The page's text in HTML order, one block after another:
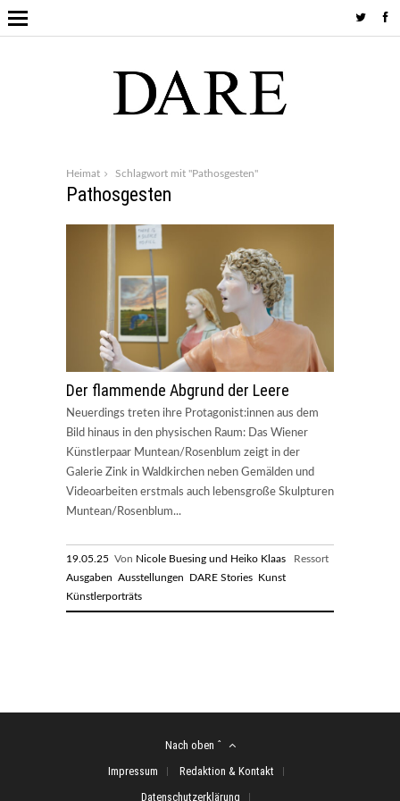
Heimat Schlagwort mit "Pathosgesten"
Pathosgesten
Der flammende Abgrund der Leere
Neuerdings treten ihre Protagonist:innen aus dem
Bild hinaus in den physischen Raum: Das Wiener
Künstlerpaar Muntean/Rosenblum zeigt in der
Galerie Zink in Waldkirchen neben Gemälden und
Videoarbeiten erstmals auch lebensgroße Skulpturen
Muntean/Rosenblum...
19.05.25 Von Nicole Buesing und Heiko Klaas Ressort
Ausgaben Ausstellungen DARE Stories Kunst
Künstlerporträts
Nach oben ˆ
Impressum
Redaktion & Kontakt
Datenschutzerklärung